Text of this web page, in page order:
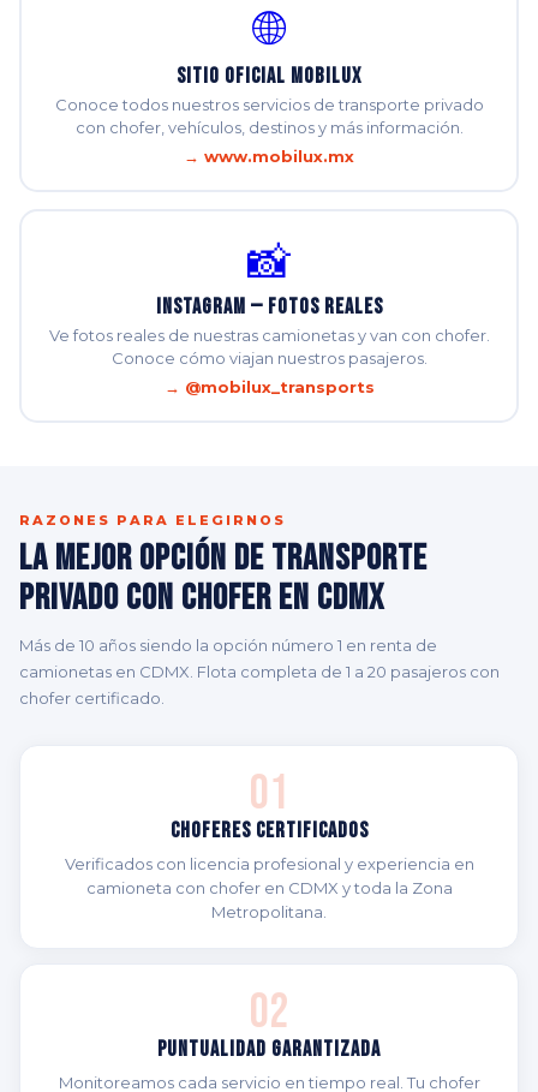
🌐
Sitio Oficial Mobilux
Conoce todos nuestros servicios de transporte privado
con chofer, vehículos, destinos y más información.
→ www.mobilux.mx
📸
Instagram — Fotos Reales
Ve fotos reales de nuestras camionetas y van con chofer.
Conoce cómo viajan nuestros pasajeros.
→ @mobilux_transports
RAZONES PARA ELEGIRNOS
La Mejor Opción de Transporte
Privado con Chofer en CDMX
Más de 10 años siendo la opción número 1 en renta de
camionetas en CDMX. Flota completa de 1 a 20 pasajeros con
chofer certificado.
01
Choferes Certificados
Verificados con licencia profesional y experiencia en
camioneta con chofer en CDMX y toda la Zona
Metropolitana.
02
Puntualidad Garantizada
Monitoreamos cada servicio en tiempo real. Tu chofer